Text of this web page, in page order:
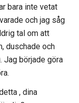
bara inte vetat
och jag såg
tal om att
duschade och
Jag började göra
, dina